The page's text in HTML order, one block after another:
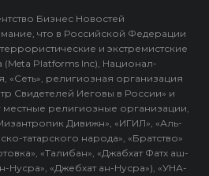
Бизнес Новостей
что в Российской Федерации
и экстремистские
(Meta Platforms Inc), Национал-
«Сеть», религиозная организация
Свидетелей Иеговы в России» и
местные религиозные организации,
Дивижн», «ИГИЛ», «Аль-
татарского народа», «Братство»
«Талибан», «Джабхат Фатх аш-
Нусра», «Джебхат ан-Нусра»), «УНА-